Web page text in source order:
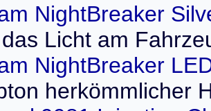
NightBreaker
Licht am
NightBreaker
herkömmlicher